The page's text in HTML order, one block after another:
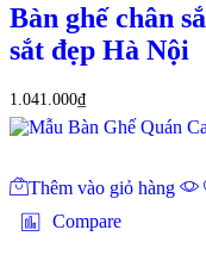
Bàn ghế chân
sắt đẹp Hà Nội
1.041.000₫
Thêm vào giỏ hàng
Compare